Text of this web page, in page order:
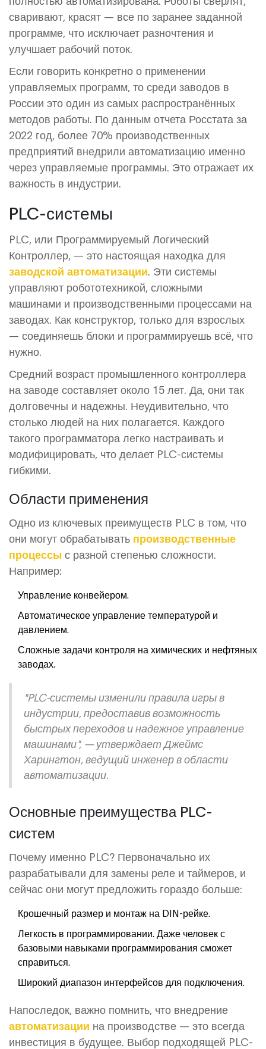
сваривают, красят — все по заранее заданной
программе, что исключает разночтения и
улучшает рабочий поток.
Если говорить конкретно о применении
управляемых программ, то среди заводов в
России это один из самых распространённых
методов работы. По данным отчета Росстата за
2022 год, более 70% производственных
предприятий внедрили автоматизацию именно
через управляемые программы. Это отражает их
важность в индустрии.
PLC-системы
PLC, или Программируемый Логический
Контроллер, — это настоящая находка для
заводской автоматизации. Эти системы
управляют робототехникой, сложными
машинами и производственными процессами на
заводах. Как конструктор, только для взрослых
— соединяешь блоки и программируешь всё, что
нужно.
Средний возраст промышленного контроллера
на заводе составляет около 15 лет. Да, они так
долговечны и надежны. Неудивительно, что
столько людей на них полагается. Каждого
такого программатора легко настраивать и
модифицировать, что делает PLC-системы
гибкими.
Области применения
Одно из ключевых преимуществ PLC в том, что
они могут обрабатывать производственные
процессы с разной степенью сложности.
Например:
Управление конвейером.
Автоматическое управление температурой и
давлением.
Сложные задачи контроля на химических и нефтяных
заводах.
"PLC-системы изменили правила игры в
индустрии, предоставив возможность
быстрых переходов и надежное управление
машинами", — утверждает Джеймс
Харингтон, ведущий инженер в области
автоматизации.
Основные преимущества PLC-
систем
Почему именно PLC? Первоначально их
разрабатывали для замены реле и таймеров, и
сейчас они могут предложить гораздо больше:
Крошечный размер и монтаж на DIN-рейке.
Легкость в программировании. Даже человек с
базовыми навыками программирования сможет
справиться.
Широкий диапазон интерфейсов для подключения.
Напоследок, важно помнить, что внедрение
автоматизации на производстве — это всегда
инвестиция в будущее. Выбор подходящей PLC-